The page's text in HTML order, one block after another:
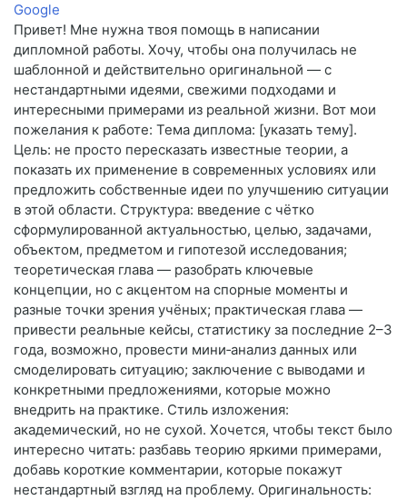
Google
Привет! Мне нужна твоя помощь в написании
дипломной работы. Хочу, чтобы она получилась не
шаблонной и действительно оригинальной — с
нестандартными идеями, свежими подходами и
интересными примерами из реальной жизни. Вот мои
пожелания к работе: Тема диплома: [указать тему].
Цель: не просто пересказать известные теории, а
показать их применение в современных условиях или
предложить собственные идеи по улучшению ситуации
в этой области. Структура: введение с чётко
сформулированной актуальностью, целью, задачами,
объектом, предметом и гипотезой исследования;
теоретическая глава — разобрать ключевые
концепции, но с акцентом на спорные моменты и
разные точки зрения учёных; практическая глава —
привести реальные кейсы, статистику за последние 2–3
года, возможно, провести мини‑анализ данных или
смоделировать ситуацию; заключение с выводами и
конкретными предложениями, которые можно
внедрить на практике. Стиль изложения:
академический, но не сухой. Хочется, чтобы текст было
интересно читать: разбавь теорию яркими примерами,
добавь короткие комментарии, которые покажут
нестандартный взгляд на проблему. Оригинальность: